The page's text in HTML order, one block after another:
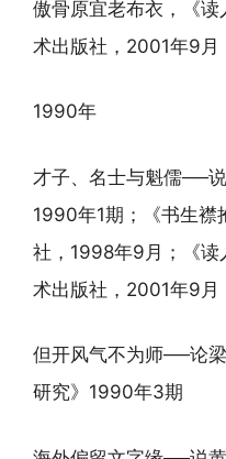
傲骨原宜老布衣，《
术出版社，2001年9月
1990年
才子、名士与魁儒──说
1990年1期；《书生襟
社，1998年9月；《读
术出版社，2001年9月
但开风气不为师──论
研究》1990年3期